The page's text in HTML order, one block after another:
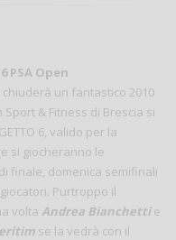
PSA Open
un fantastico 2010
Sport & Fitness di Brescia si
6, valido per la
si giocheranno le
finale, domenica semifinali
Purtroppo il
volta Andrea Bianchettie
se la vedrà con il